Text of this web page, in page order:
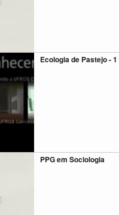
Ecologia de Pastejo - 1
PPG em Sociologia